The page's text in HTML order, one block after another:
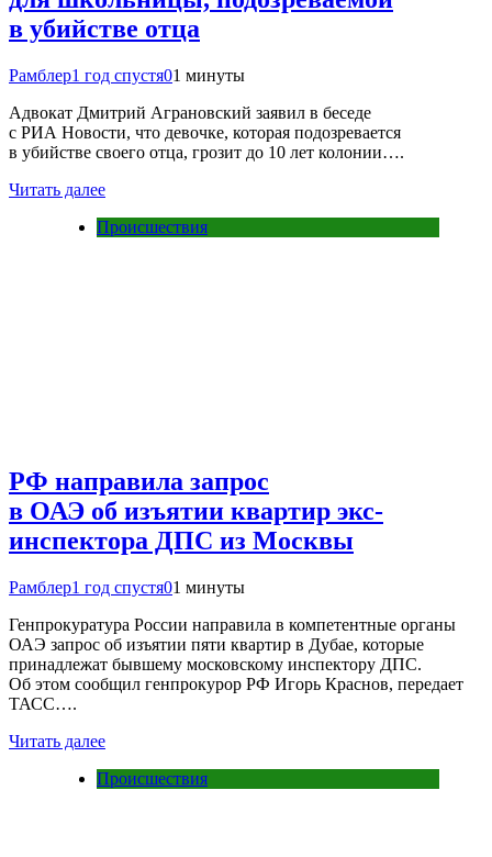
в убийстве отца
Рамблер1 год спустя01 минуты
Адвокат Дмитрий Аграновский заявил в беседе
с РИА Новости, что девочке, которая подозревается
в убийстве своего отца, грозит до 10 лет колонии….
Читать далее
Происшествия
РФ направила запрос
в ОАЭ об изъятии квартир экс-
инспектора ДПС из Москвы
Рамблер1 год спустя01 минуты
Генпрокуратура России направила в компетентные органы
ОАЭ запрос об изъятии пяти квартир в Дубае, которые
принадлежат бывшему московскому инспектору ДПС.
Об этом сообщил генпрокурор РФ Игорь Краснов, передает
ТАСС….
Читать далее
Происшествия